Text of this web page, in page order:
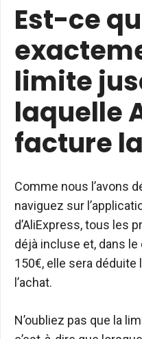
Est-ce
limite
laquelle
facture
Comme nous l’avons
naviguez sur
d’AliExpress, tous les
déjà incluse et, dans
150€, elle sera
l’achat.
N’oubliez pas que la